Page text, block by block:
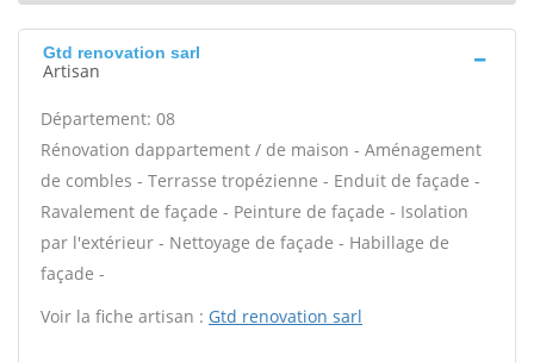
Gtd renovation sarl
Artisan
Département: 08
Rénovation dappartement / de maison - Aménagement
de combles - Terrasse tropézienne - Enduit de façade -
Ravalement de façade - Peinture de façade - Isolation
par l'extérieur - Nettoyage de façade - Habillage de
façade -
Voir la fiche artisan : Gtd renovation sarl